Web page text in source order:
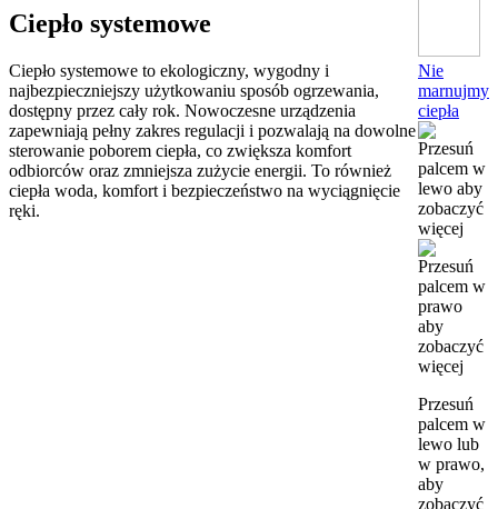
Ciepło systemowe
Ciepło systemowe to ekologiczny, wygodny i
najbezpieczniejszy użytkowaniu sposób ogrzewania,
dostępny przez cały rok. Nowoczesne urządzenia
zapewniają pełny zakres regulacji i pozwalają na dowolne
sterowanie poborem ciepła, co zwiększa komfort
odbiorców oraz zmniejsza zużycie energii. To również
ciepła woda, komfort i bezpieczeństwo na wyciągnięcie
ręki.
Nie
marnujmy
ciepła
Przesuń
palcem w
lewo lub
w prawo,
aby
zobaczyć